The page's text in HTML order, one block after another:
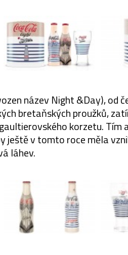
název Night &Day), od
bretaňských proužků,
korzetu. Tím
ještě v tomto roce měla
láhev.